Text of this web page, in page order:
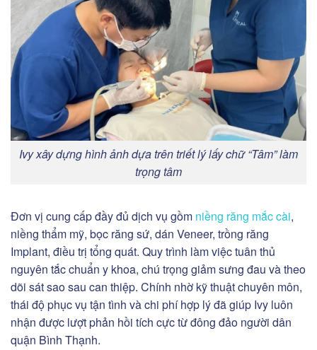
Ivy xây dựng hình ảnh dựa trên triết lý lấy chữ “Tâm” làm
trọng tâm
Đơn vị cung cấp đầy đủ dịch vụ gồm niềng răng mắc cài,
niềng thẩm mỹ, bọc răng sứ, dán Veneer, trồng răng
Implant, điều trị tổng quát. Quy trình làm việc tuân thủ
nguyên tắc chuẩn y khoa, chú trọng giảm sưng đau và theo
dõi sát sao sau can thiệp. Chính nhờ kỹ thuật chuyên môn,
thái độ phục vụ tận tình và chi phí hợp lý đã giúp Ivy luôn
nhận được lượt phản hồi tích cực từ đông đảo người dân
quận Bình Thạnh.